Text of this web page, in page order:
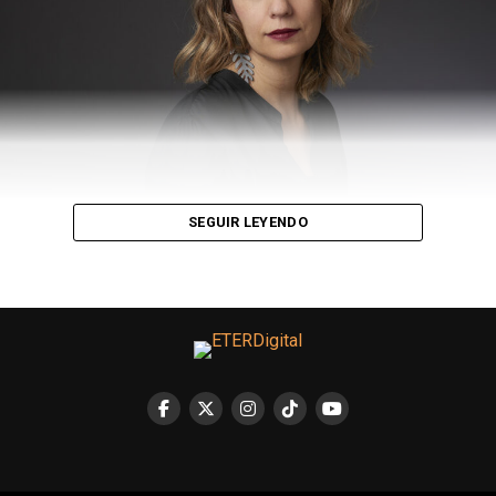
nuevo gimnasio que ya tenía 100 socios, por otro lado,
arrastrábamos una deuda ocasionada por la obra del
nuevo gimnasio que estábamos en proceso de
regularizar gracias a un préstamo del Instituto
Movilizador de Fondos Cooperativos.
—Como representante de FEDECIBA (una de las
federaciones de clubes de barrio de capital)
para armar propuestas conjuntas frente a la crisis que
provoca el coronavirus en nuestras instituciones. Estas
Gobierno de la Ciudad y de la Nación. Fue así como
conseguimos la ayuda financiera de $60.000 pesos para
SEGUIR LEYENDO